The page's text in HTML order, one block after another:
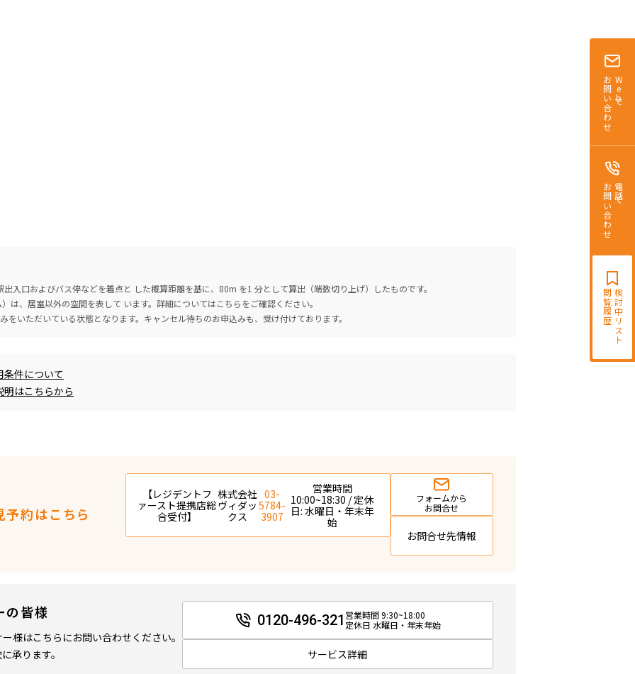
Webで
お問い合わせ
電話で
お問い合わせ
検討中リスト
閲覧履歴
入口およびバス停などを着点と した概算距離を基に、80m を1 分として算出（端数切り上げ）したものです。
は、居室以外の空間を表して います。詳細についてはこちらをご確認ください。
をいただいている状態となります。キャンセル待ちのお申込みも、受け付けております。
件について
はこちらから
約はこちら
【レジデントフ
ァースト提携店総
合受付】
株式会社
ヴィダッ
クス
03-
5784-
3907
営業時間
10:00~18:30 / 定休
日: 水曜日・年末年
始
フォームから
お問合せ
お問合せ先情報
の皆様
様はこちらにお問い合わせください。
承ります。
0120-496-321 営業時間 9:30~18:00
定休日 水曜日・年末年始
サービス詳細